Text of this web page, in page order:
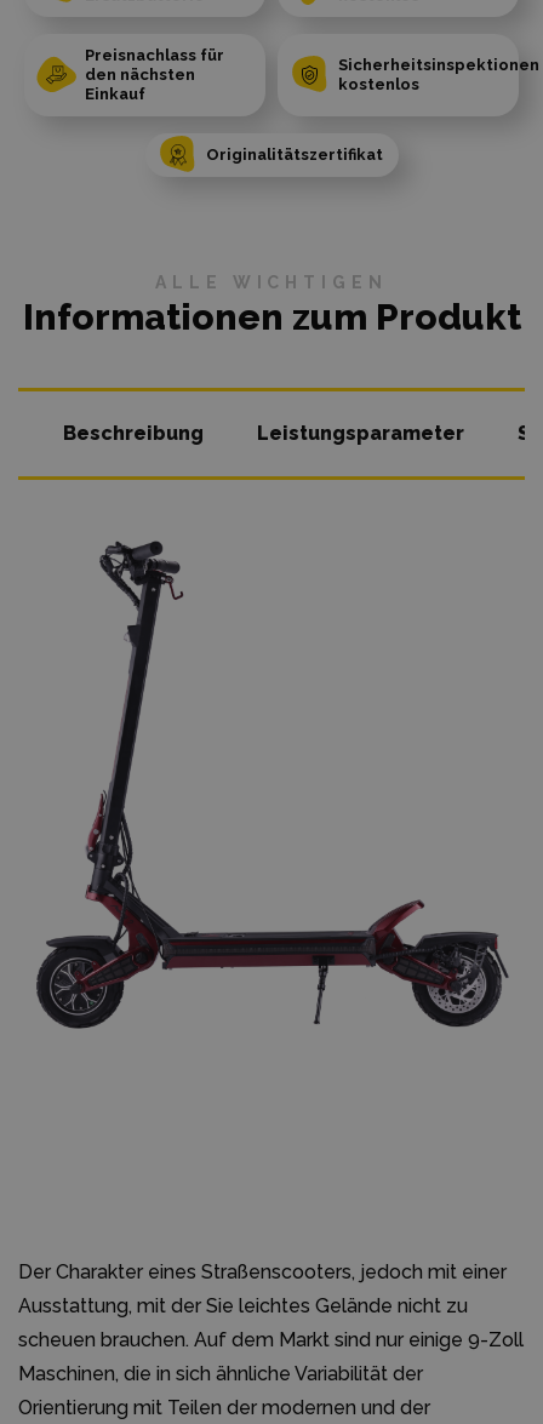
Preisnachlass für
den nächsten
Einkauf
Sicherheitsinspektionen
kostenlos
Originalitätszertifikat
ALLE WICHTIGEN
Informationen zum Produkt
Beschreibung Leistungsparameter
Der Charakter eines Straßenscooters, jedoch mit einer
Ausstattung, mit der Sie leichtes Gelände nicht zu
scheuen brauchen. Auf dem Markt sind nur einige 9-Zoll
Maschinen, die in sich ähnliche Variabilität der
Orientierung mit Teilen der modernen und der